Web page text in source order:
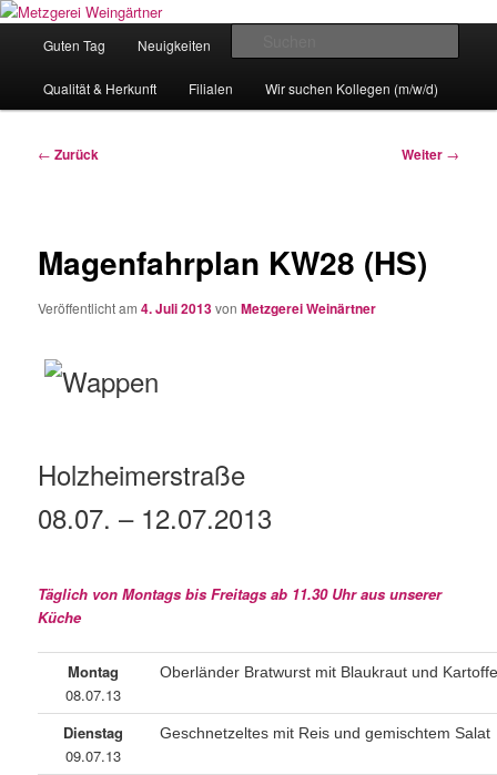
Zum
wechseln
Metzgerei Weingärtner
Eislingens leckere Adresse
Guten Tag Neuigkeiten
Qualität & Herkunft Filialen Wir suchen Kollegen (m/w/d)
Beitragsnavigation
← Zurück Weiter →
Magenfahrplan KW28 (HS)
Veröffentlicht am4. Juli 2013vonMetzgerei Weinärtner
Holzheimerstraße
08.07. – 12.07.2013
Täglich von Montags bis Freitags ab 11.30 Uhr aus unserer
Küche
Montag
08.07.13
Oberländer Bratwurst mit Blaukraut und
Dienstag
09.07.13
Geschnetzeltes mit Reis und gemischtem Salat